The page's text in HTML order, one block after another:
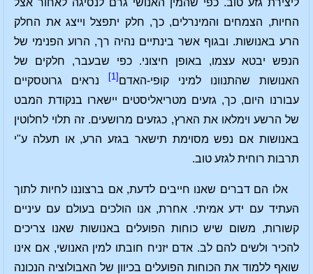
החיות, הצמחים והמינרלים, כך, חלק יתפצל וייצג את החלק
הרע באנושות. ובגוף אשר בינתיים נהיה רך, הרוע הפנימי של
הנפש יבטא עצמו, באופן חיצוני. כפי שבעבר, חלקים של
האנושות שהתנוונו למיני קופי-האדם [1]
נראים גרוטסקיים
עבורנו היום, כך, גזעים מטריאליסטים יישארו בנקודת המבט
של הרשע וימלאו את הארץ, כגזעים מרושעים. זה תלוי לחלוטין
באנושות אם נפש מסוימת תישאר בגזע הרע, או תעלה ע"י
תרבות רוחית לגזע טוב.
אלו הם דברים שאנו חייבים לדעת, אם ברצוננו לחיות לתוך
העתיד עם ידע אמיתי. אחרת, אנו הולכים בעולם עם עיניים
קשורות, משום שיש כוחות הפועלים באנושות שאנו צריכים
להכיר ולשים להם לב. אדם יזניח חובתו למין האנושי, אם אינו
שואף ללמוד את הכוחות הפועלים בכיוון של האבולוציה הנכונה